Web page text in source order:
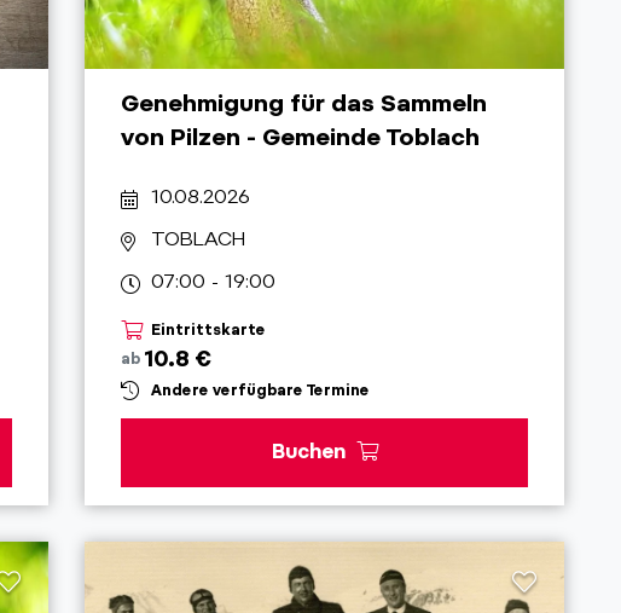
Genehmigung für das Sammeln
von Pilzen - Gemeinde Toblach
10.08.2026
TOBLACH
07:00 - 19:00
Eintrittskarte
ab 10.8 €
Andere verfügbare Termine
Buchen